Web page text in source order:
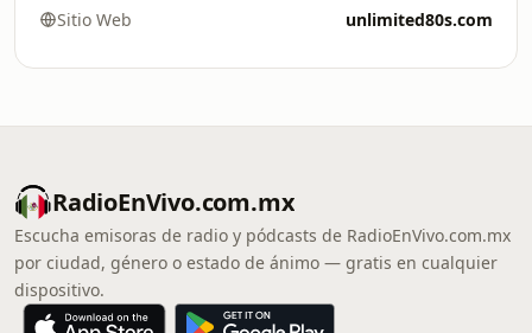
Sitio Web unlimited80s.com
RadioEnVivo.com.mx
Escucha emisoras de radio y pódcasts de RadioEnVivo.com.mx
por ciudad, género o estado de ánimo — gratis en cualquier
dispositivo.